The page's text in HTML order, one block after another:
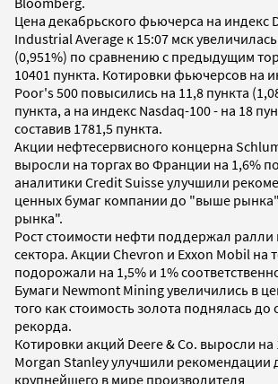
Цена декабрьского фьючерса на индекс
Industrial Average к 15:07 мск
(0,951%) по сравнению с предыдущим
10401 пункта. Котировки фьючерсов на
Poor's 500 повысились на 11,8 пункта
пункта, а на индекс Nasdaq-100 - на 18
составив 1781,5 пункта.
Акции нефтесервисного концерна
выросли на торгах во Франции на 1,6%
аналитики Credit Suisse улучшили
ценных бумаг компании до "выше
рынка".
Рост стоимости нефти поддержал ралли
сектора. Акции Chevron и Exxon Mobil на
подорожали на 1,5% и 1%
Бумаги Newmont Mining увеличились в
того как стоимость золота поднялась до
рекорда.
Котировки акций Deere & Co. выросли на
Morgan Stanley улучшили рекомендации
крупнейшего в мире производителя